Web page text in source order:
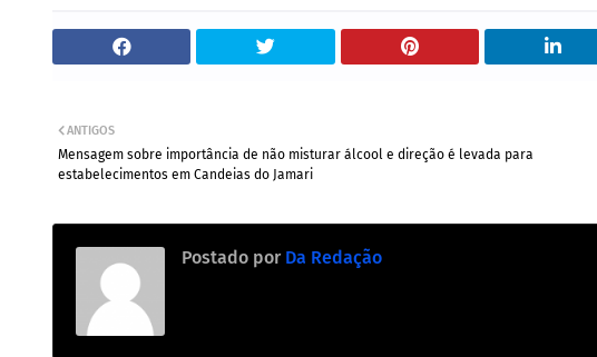
ANTIGOS
Mensagem sobre importância de não misturar álcool e direção é levada para
estabelecimentos em Candeias do Jamari
Postado por Da Redação